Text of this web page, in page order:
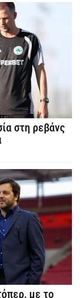
στη ρεβάνς
με το